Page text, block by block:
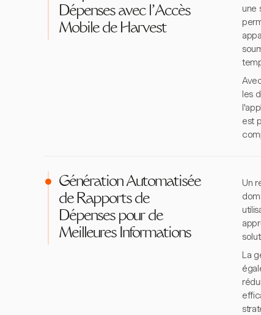
Dépenses avec l'Accès
Mobile de Harvest
une
les
est
Génération Automatisée
de Rapports de
Dépenses pour de
Meilleures Informations
Un
La